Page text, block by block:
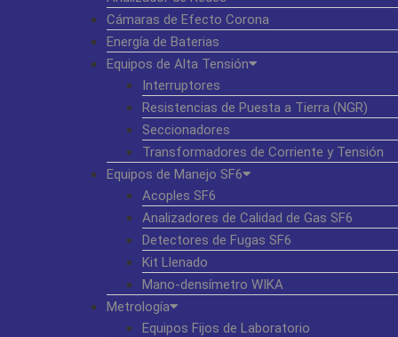
Cámaras de Efecto Corona
Energía de Baterias
Equipos de Alta Tensión
Interruptores
Resistencias de Puesta a Tierra (NGR)
Seccionadores
Transformadores de Corriente y Tensión
Equipos de Manejo SF6
Acoples SF6
Analizadores de Calidad de Gas SF6
Detectores de Fugas SF6
Kit Llenado
Mano-densímetro WIKA
Metrología
Equipos Fijos de Laboratorio